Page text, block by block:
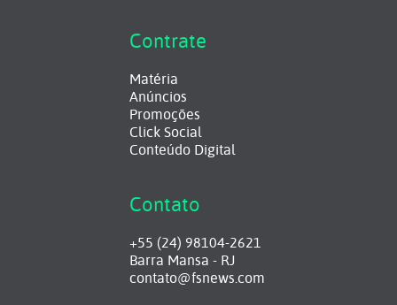
Contrate
Matéria
Anúncios
Promoções
Click Social
Conteúdo Digital
Contato
+55 (24) 98104-2621
Barra Mansa - RJ
contato@fsnews.com